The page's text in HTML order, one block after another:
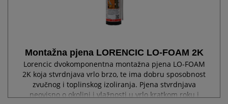
Montažna pjena LORENCIC LO-FOAM 2K
Lorencic dvokomponentna montažna pjena LO-FOAM
2K koja stvrdnjava vrlo brzo, te ima dobru sposobnost
zvučnog i toplinskog izoliranja. Pjena stvrdnjava
neovisno o okolini i vlažnosti u vrlo kratkom roku i